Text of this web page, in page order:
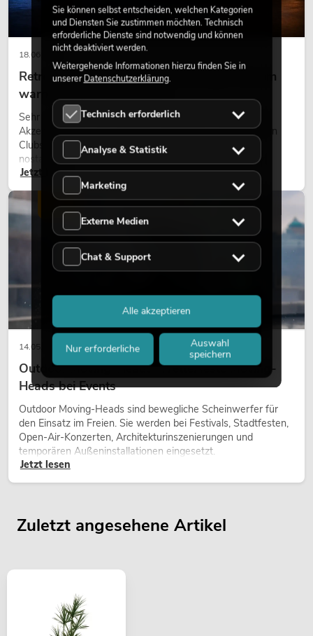
18.06.2026
Retro-Licht im modernen Lichtdesign: Warum
warmes Licht wieder wirkt
Sehr warmes Licht, sichtbare Leuchtflächen und farbige
Akzente prägen viele aktuelle Lichtdesigns auf Bühnen, in
Clubs und bei Events. Retro-Licht ist dabei kein rein
nostalgischer Effekt, sondern ein bewusst eingesetztes
Gestaltungsmittel: Es schafft Atmosphäre, gibt Szenen
Charakter und kann technische LED-Setups emotionaler
wirken lassen.
Jetzt lesen
14.05.2026
Outdoor Moving-Heads: Wetterfeste Moving-
Heads bei Events
Outdoor Moving-Heads sind bewegliche Scheinwerfer für
den Einsatz im Freien. Sie werden bei Festivals, Stadtfesten,
Open-Air-Konzerten, Architekturinszenierungen und
temporären Außeninstallationen eingesetzt.
Jetzt lesen
LICHT
Zuletzt angesehene Artikel
Sie können selbst entscheiden, welchen Kategorien
und Diensten Sie zustimmen möchten. Technisch
erforderliche Dienste sind notwendig und können
nicht deaktiviert werden.
Weitergehende Informationen hierzu finden Sie in
unsererDatenschutzerklärung.
Technisch erforderlich
Analyse & Statistik
Marketing
Externe Medien
Chat & Support
Nur erforderliche
Auswahl
speichern
Alle akzeptieren